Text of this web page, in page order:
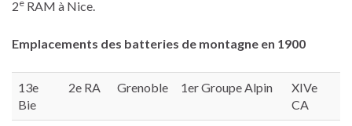
2e RAM à Nice.
Emplacements des batteries de montagne en 1900
13e
Bie
2e RA Grenoble 1er Groupe Alpin
XIVe
CA